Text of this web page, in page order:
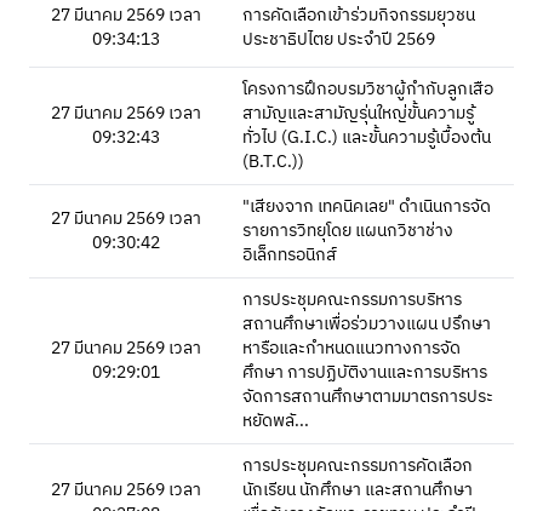
27 มีนาคม 2569 เวลา
09:34:13
การคัดเลือกเข้าร่วมกิจกรรมยุวชน
ประชาธิปไตย ประจำปี 2569
27 มีนาคม 2569 เวลา
09:32:43
โครงการฝึกอบรมวิชาผู้กำกับลูกเสือ
สามัญและสามัญรุ่นใหญ่ขั้นความรู้
ทั่วไป (G.I.C.) และขั้นความรู้เบื้องต้น
(B.T.C.))
27 มีนาคม 2569 เวลา
09:30:42
"เสียงจาก เทคนิคเลย" ดำเนินการจัด
รายการวิทยุโดย แผนกวิชาช่าง
อิเล็กทรอนิกส์
27 มีนาคม 2569 เวลา
09:29:01
การประชุมคณะกรรมการบริหาร
สถานศึกษาเพื่อร่วมวางแผน ปรึกษา
หารือและกำหนดแนวทางการจัด
ศึกษา การปฏิบัติงานและการบริหาร
จัดการสถานศึกษาตามมาตรการประ
หยัดพลั...
27 มีนาคม 2569 เวลา
การประชุมคณะกรรมการคัดเลือก
นักเรียน นักศึกษา และสถานศึกษา